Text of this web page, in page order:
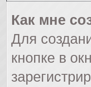
Как мне
Для
кнопке в